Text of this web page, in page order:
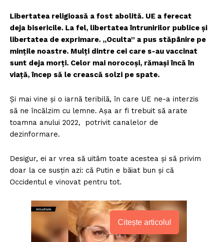
Libertatea religioasă a fost abolită. UE a ferecat
deja bisericile. La fel, libertatea întrunirilor publice și
libertatea de exprimare. „Oculta” a pus stăpânire pe
mințile noastre. Mulți dintre cei care s-au vaccinat
sunt deja morți. Celor mai norocoși, rămași încă în
viață, încep să le crească solzi pe spate.
Și mai vine și o iarnă teribilă, în care UE ne-a interzis
să ne încălzim cu lemne. Așa ar fi trebuit să arate
toamna anului 2022, potrivit canalelor de
dezinformare.
Desigur, ei ar vrea să uităm toate acestea și să privim
doar la ce susțin azi: că Putin e băiat bun și că
Occidentul e vinovat pentru tot.
Citește articolul